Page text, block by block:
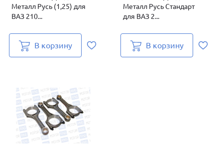
Металл Русь (1,25) для
ВАЗ 210...
В корзину
Металл Русь Стандарт
для ВАЗ 2...
В корзину